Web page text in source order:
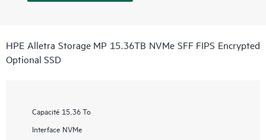
HPE Alletra Storage MP 15.36TB NVMe SFF FIPS Encrypted
Optional SSD
Capacité 15,36 To
Interface NVMe